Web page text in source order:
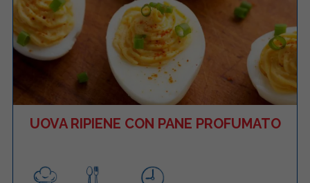
UOVA RIPIENE CON PANE PROFUMATO